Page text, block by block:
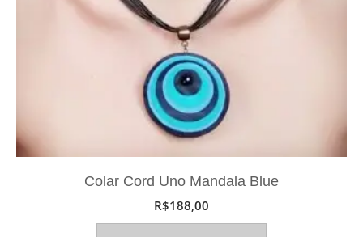
Colar Cord Uno Mandala Blue
R$188,00